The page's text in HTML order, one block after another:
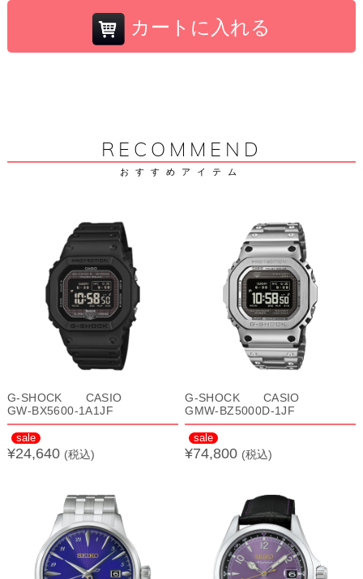
カートに入れる
RECOMMEND
おすすめアイテム
G-SHOCK CASIO
GW-BX5600-1A1JF
sale
¥24,640 (税込)
G-SHOCK CASIO
GMW-BZ5000D-1JF
sale
¥74,800 (税込)